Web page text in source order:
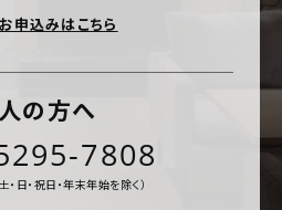
申込みはこちら
の方へ
7808
日・祝日・年末年始を除く）